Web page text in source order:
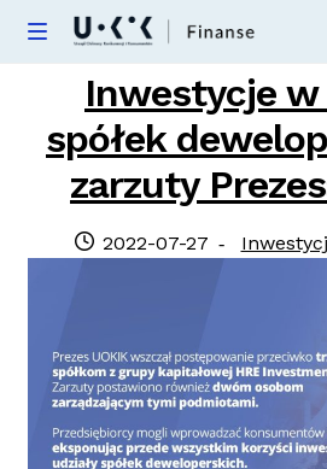
Skip
navigation
Skip
content
M
Nieautoryzowane transakcje
Kredyty hipoteczne
Kredyty konsumenckie
FAQ
Inwestycje w
spółek
zarzuty
Posted
2022-07-27 Category: